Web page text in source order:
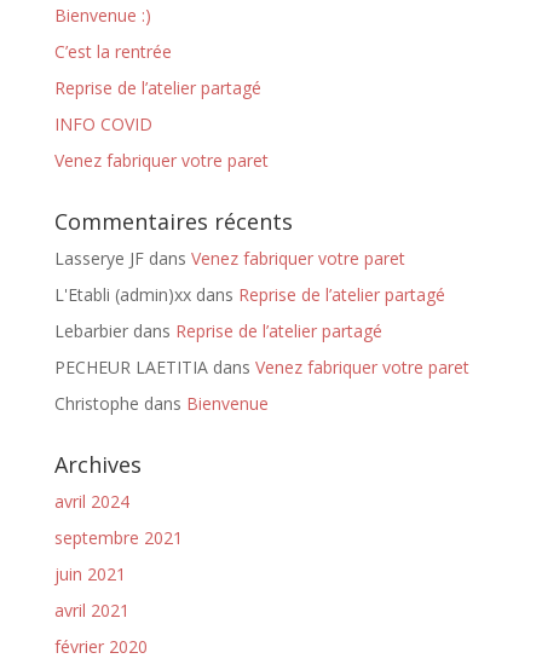
Bienvenue :)
C’est la rentrée
Reprise de l’atelier partagé
INFO COVID
Venez fabriquer votre paret
Commentaires récents
Lasserye JFdans Venez fabriquer votre paret
L'Etabli (admin)xxdans Reprise de l’atelier partagé
Lebarbierdans Reprise de l’atelier partagé
PECHEUR LAETITIAdans Venez fabriquer votre paret
Christophe dans Bienvenue
Archives
avril 2024
septembre 2021
juin 2021
avril 2021
février 2020